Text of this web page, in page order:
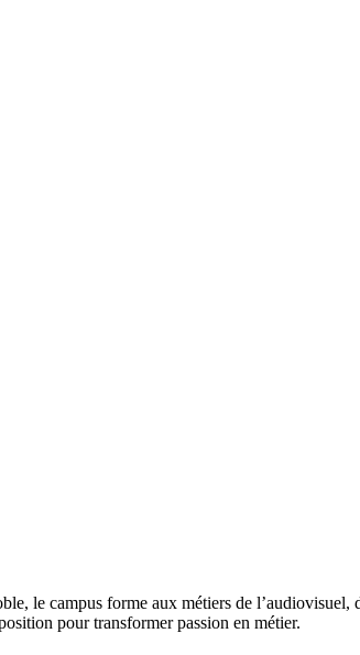
le campus forme aux métiers de
pour transformer passion en métier.